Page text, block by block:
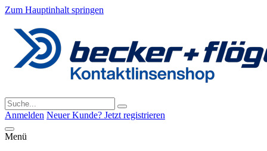
Zum Hauptinhalt springen
Anmelden Neuer Kunde? Jetzt registrieren
Menü